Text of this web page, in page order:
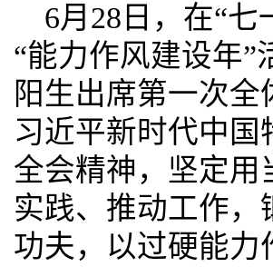
6月28日，在“
“能力作风建设年
阳生出席第一次
习近平新时代中
全会精神，坚定用
实践、推动工作
功夫，以过硬能力